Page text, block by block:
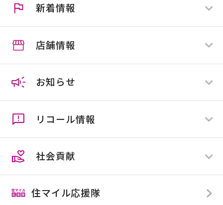
住マイル応援隊
施工協力業者様募集
スマイルカウンター
新着情報
すべて
全店舗
店舗限定
店舗情報
ホームセンター
ペットプラネット
ネオ・サイクリスタ
花屋敷
お知らせ
すべて
全店舗
店舗限定
リコール情報
すべて
全店舗
店舗限定
社会貢献
TOP